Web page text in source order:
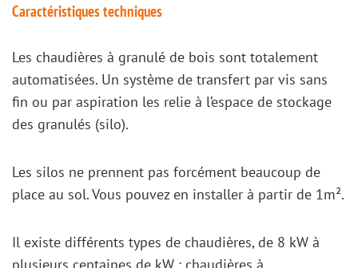
Caractéristiques techniques
Les chaudières à granulé de bois sont totalement
automatisées. Un système de transfert par vis sans
fin ou par aspiration les relie à l’espace de stockage
des granulés (silo).
Les silos ne prennent pas forcément beaucoup de
place au sol. Vous pouvez en installer à partir de 1m².
Il existe différents types de chaudières, de 8 kW à